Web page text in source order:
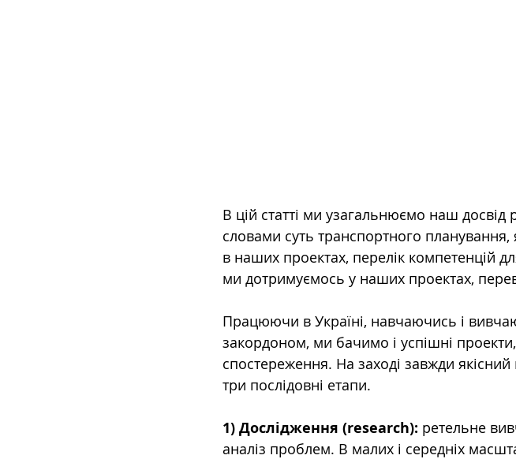
В цій статті ми узагальнюємо наш
словами суть транспортного планування,
в наших проектах, перелік компетенцій
ми дотримуємось у наших проектах,
Працюючи в Україні, навчаючись і
закордоном, ми бачимо і успішні проекти,
спостереження. На заході завжди
три послідовні етапи.
1) Дослідження (research): ретельне
аналіз проблем. В малих і середніх